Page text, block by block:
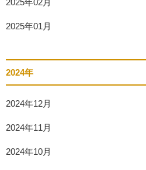
2025年02月
2025年01月
2024年
2024年12月
2024年11月
2024年10月